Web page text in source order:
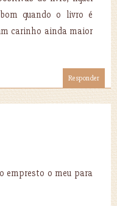
quando o livro é
carinho ainda maior
Responder
empresto o meu para